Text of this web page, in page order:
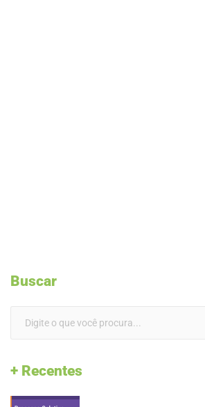
Buscar
+ Recentes